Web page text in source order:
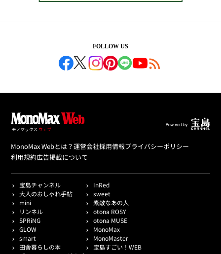
FOLLOW US
MonoMax Webとは？運営会社採用情報プライバシーポリシー
利用規約広告掲載について
宝島チャンネル
InRed
大人のおしゃれ手帖
sweet
mini
素敵なあの人
リンネル
otona ROSY
SPRiNG
otona MUSE
GLOW
MonoMax
smart
MonoMaster
田舎暮らしの本
宝島すごい！WEB